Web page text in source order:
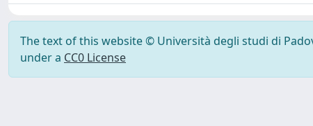
The text of this website © Università degli studi di
under a CC0 License